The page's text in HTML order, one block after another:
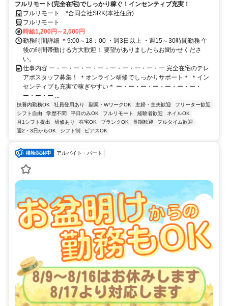
フルリモート(完全在宅)でしっかり稼ぐ！インセンティブ充実！
フルリモート *合同会社SRK(本社住所)
フルリモート
時給1,200円～2,000円
勤務時間詳細 ＊9:00～18：00 ・週3日以上 ・週15～30時間勤務 午
後の時間帯働ける方大歓迎！ 要望がありましたらお聞かせくださ
い。
仕事内容 ー・ー・ー・ー・ー・ー・ー・ー・ー・ー 完全在宅のテレ
アポスタッフ募集！ ＊オンライン研修でしっかりサポート＊ ＊イン
センティブも充実で稼ぎやすい＊ ー・ー・ー・ー・ー・ー・ー・
ー・ー・ー ...
扶養内勤務OK 社員登用あり 副業・WワークOK 主婦・主夫歓迎
フリーター歓迎
シフト自由
学歴不問 平日のみOK フルリモート 経験者歓迎
ネイルOK
月1シフト提出
研修あり 在宅OK ブランクOK 長期歓迎
フルタイム歓迎
週2・3日からOK
シフト制 ピアスOK
アルバイト・パート